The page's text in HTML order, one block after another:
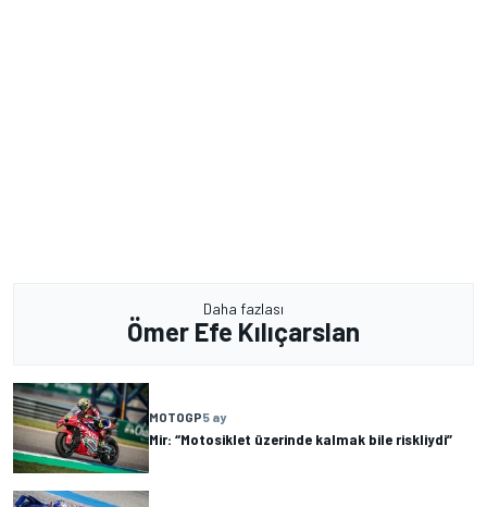
Daha fazlası
Ömer Efe Kılıçarslan
MOTOGP5 ay
Mir: “Motosiklet üzerinde kalmak bile riskliydi”